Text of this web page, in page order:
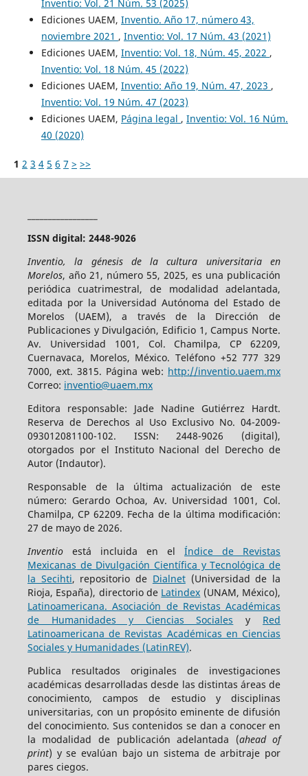
Inventio: Vol. 21 Núm. 53 (2025)
Ediciones UAEM, Inventio. Año 17, número 43,
noviembre 2021 , Inventio: Vol. 17 Núm. 43 (2021)
Ediciones UAEM, Inventio: Vol. 18, Núm. 45, 2022 ,
Inventio: Vol. 18 Núm. 45 (2022)
Ediciones UAEM, Inventio: Año 19, Núm. 47, 2023 ,
Inventio: Vol. 19 Núm. 47 (2023)
Ediciones UAEM, Página legal , Inventio: Vol. 16 Núm.
40 (2020)
1 2 3 4 5 6 7 > >>
ISSN digital: 2448-9026
Inventio, la génesis de la cultura universitaria en
Morelos, año 21, número 55, 2025, es una publicación
periódica cuatrimestral, de modalidad adelantada,
editada por la Universidad Autónoma del Estado de
Morelos (UAEM), a través de la Dirección de
Publicaciones y Divulgación, Edificio 1, Campus Norte.
Av. Universidad 1001, Col. Chamilpa, CP 62209,
Cuernavaca, Morelos, México. Teléfono +52 777 329
7000, ext. 3815. Página web: http://inventio.uaem.mx
Correo: inventio@uaem.mx
Editora responsable: Jade Nadine Gutiérrez Hardt.
Reserva de Derechos al Uso Exclusivo No. 04-2009-
093012081100-102. ISSN: 2448-9026 (digital),
otorgados por el Instituto Nacional del Derecho de
Autor (Indautor).
Responsable de la última actualización de este
número: Gerardo Ochoa, Av. Universidad 1001, Col.
Chamilpa, CP 62209. Fecha de la última modificación:
27 de mayo de 2026.
Inventioestá incluida en elÍndice de Revistas
Mexicanas de Divulgación Científica y Tecnológica de
la Secihti, repositorio de Dialnet(Universidad de la
Rioja, España), directorio de Latindex (UNAM, México),
Latinoamericana. Asociación de Revistas Académicas
de Humanidades y Ciencias Sociales y Red
Latinoamericana de Revistas Académicas en Ciencias
Sociales y Humanidades (LatinREV).
Publica resultados originales de investigaciones
académicas desarrolladas desde las distintas áreas de
conocimiento, campos de estudio y disciplinas
universitarias, con un propósito eminente de difusión
del conocimiento. Sus contenidos se dan a conocer en
la modalidad de publicación adelantada (ahead of
print) y se evalúan bajo un sistema de arbitraje por
pares ciegos.